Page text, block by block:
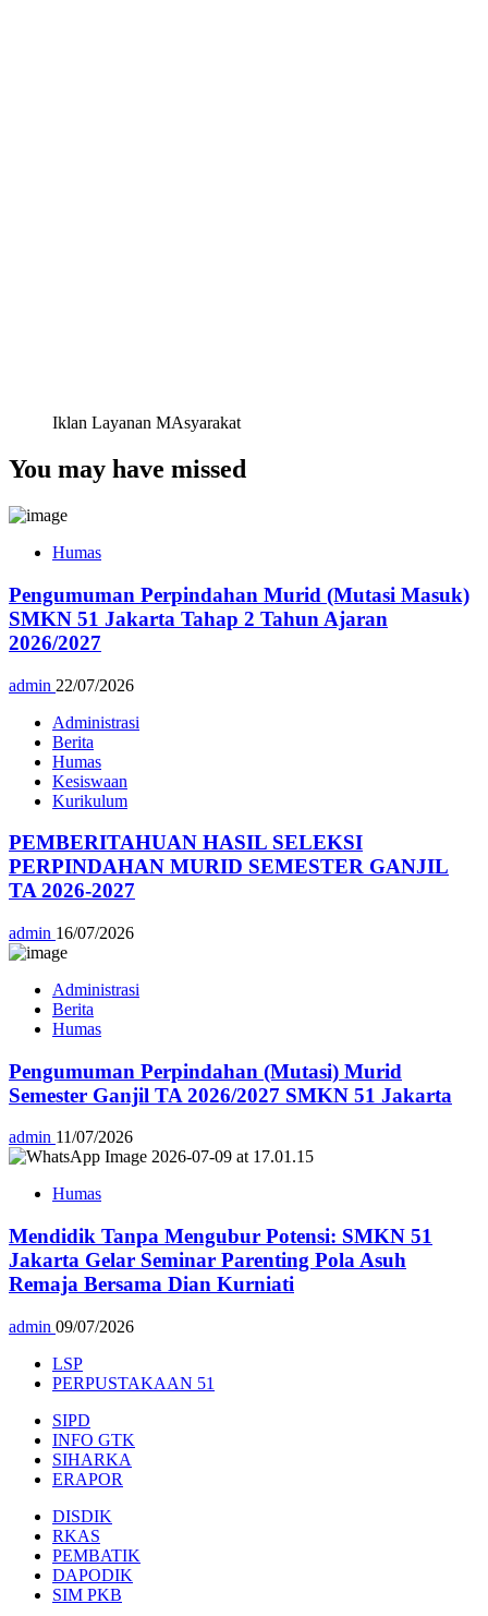
Iklan Layanan MAsyarakat
You may have missed
Humas
Pengumuman Perpindahan Murid (Mutasi Masuk)
SMKN 51 Jakarta Tahap 2 Tahun Ajaran
2026/2027
admin 22/07/2026
Administrasi
Berita
Humas
Kesiswaan
Kurikulum
PEMBERITAHUAN HASIL SELEKSI
PERPINDAHAN MURID SEMESTER GANJIL
TA 2026-2027
admin 16/07/2026
Administrasi
Berita
Humas
Pengumuman Perpindahan (Mutasi) Murid
Semester Ganjil TA 2026/2027 SMKN 51 Jakarta
admin 11/07/2026
Humas
Mendidik Tanpa Mengubur Potensi: SMKN 51
Jakarta Gelar Seminar Parenting Pola Asuh
Remaja Bersama Dian Kurniati
admin 09/07/2026
LSP
PERPUSTAKAAN 51
SIPD
INFO GTK
SIHARKA
ERAPOR
DISDIK
RKAS
PEMBATIK
DAPODIK
SIM PKB